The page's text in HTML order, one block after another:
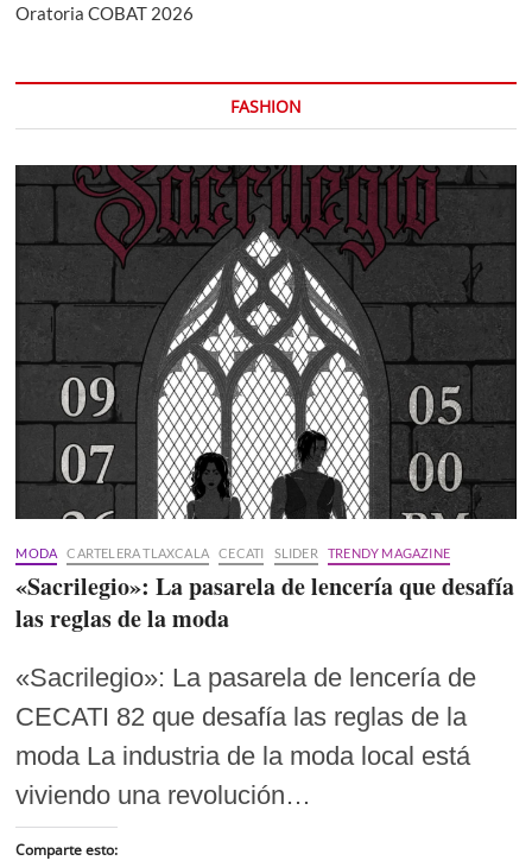
Oratoria COBAT 2026
FASHION
MODA CARTELERA TLAXCALA CECATI SLIDER TRENDY MAGAZINE
«Sacrilegio»: La pasarela de lencería que desafía
las reglas de la moda
«Sacrilegio»: La pasarela de lencería de
CECATI 82 que desafía las reglas de la
moda La industria de la moda local está
viviendo una revolución…
Comparte esto: